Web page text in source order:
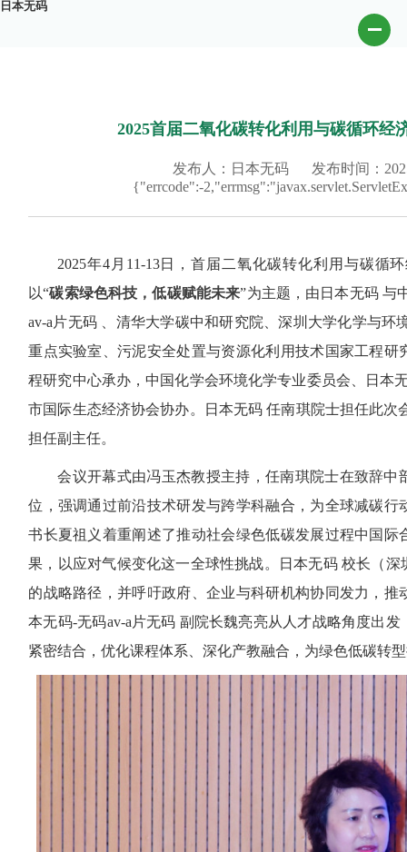
日本无码
2025首届二氧化碳转化利用与碳循环经
发布人：日本无码
发布时间：
{"errcode":-
2025年4月11-13日，首届二氧化碳转化利用与碳循
以“碳索绿色科技，低碳赋能未来”为主题，由日本无码 与
av-a片无码 、清华大学碳中和研究院、深圳大学化学与
重点实验室、污泥安全处置与资源化利用技术国家工程
程研究中心承办，中国化学会环境化学专业委员会、日本
市国际生态经济协会协办。日本无码 任南琪院士担任此
担任副主任。
会议开幕式由冯玉杰教授主持，任南琪院士在致辞
位，强调通过前沿技术研发与跨学科融合，为全球减碳
书长夏祖义着重阐述了推动社会绿色低碳发展过程中国
果，以应对气候变化这一全球性挑战。日本无码 校长（
的战略路径，并呼吁政府、企业与科研机构协同发力，
本无码-无码av-a片无码 副院长魏亮亮从人才战略角度出
紧密结合，优化课程体系、深化产教融合，为绿色低碳转